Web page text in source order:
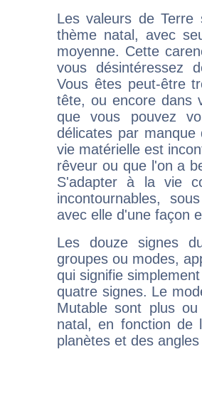
Les valeurs de Terre
thème natal, avec
moyenne. Cette
vous désintéressez
Vous êtes peut-être
tête, ou encore dans
que vous pouvez
délicates par
vie matérielle est
rêveur ou que l'on a
S'adapter à la vie
incontournables,
avec elle d'une façon
Les douze signes
groupes ou modes,
qui signifie
quatre signes. Le
Mutable sont plus
natal, en fonction de
planètes et des